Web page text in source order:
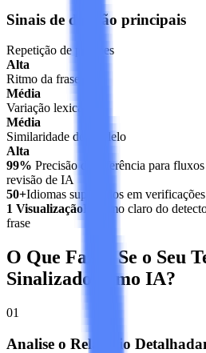
Sinais de deteção principais
Repetição de padrões
Alta
Ritmo da frase
Média
Variação lexical
Média
Similaridade do modelo
Alta
99% Precisão de referência para
revisão de IA
50+Idiomas suportados em
1 Visualização Resumo claro do
frase
O Que Fazer Se o Seu
Sinalizado como IA?
01
Analise o Relatório